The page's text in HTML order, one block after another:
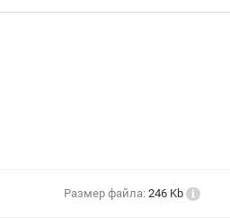
Размер файла:246 Kb